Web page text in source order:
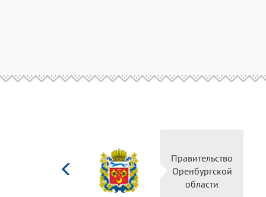
Министерство
культуры
Российской
федерации